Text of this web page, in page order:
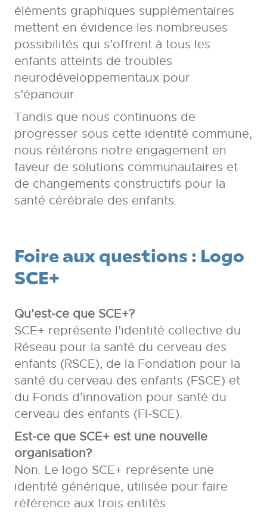
éléments graphiques supplémentaires
mettent en évidence les nombreuses
possibilités qui s’offrent à tous les
enfants atteints de troubles
neurodéveloppementaux pour
s’épanouir.
Tandis que nous continuons de
progresser sous cette identité commune,
nous réitérons notre engagement en
faveur de solutions communautaires et
de changements constructifs pour la
santé cérébrale des enfants.
Foire aux questions : Logo
SCE+
Qu’est-ce que SCE+?
SCE+ représente l’identité collective du
Réseau pour la santé du cerveau des
enfants (RSCE), de la Fondation pour la
santé du cerveau des enfants (FSCE) et
du Fonds d’innovation pour santé du
cerveau des enfants (FI-SCE).
Est-ce que SCE+ est une nouvelle
organisation?
Non. Le logo SCE+ représente une
identité générique, utilisée pour faire
référence aux trois entités.